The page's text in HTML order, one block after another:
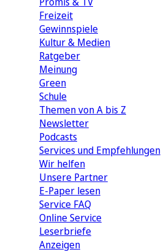
Freizeit
Gewinnspiele
Kultur & Medien
Ratgeber
Meinung
Green
Schule
Themen von A bis Z
Newsletter
Podcasts
Services und Empfehlungen
Wir helfen
Unsere Partner
E-Paper lesen
Service FAQ
Online Service
Leserbriefe
Anzeigen